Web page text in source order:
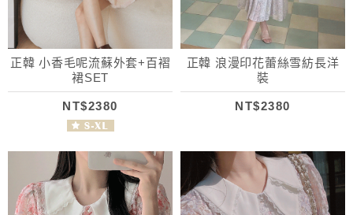
正韓 小香毛呢流蘇外套+百褶
裙SET
NT$2380
正韓 浪漫印花蕾絲雪紡長洋
裝
NT$2380